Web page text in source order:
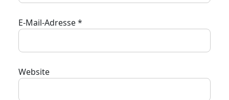
E-Mail-Adresse*
Website